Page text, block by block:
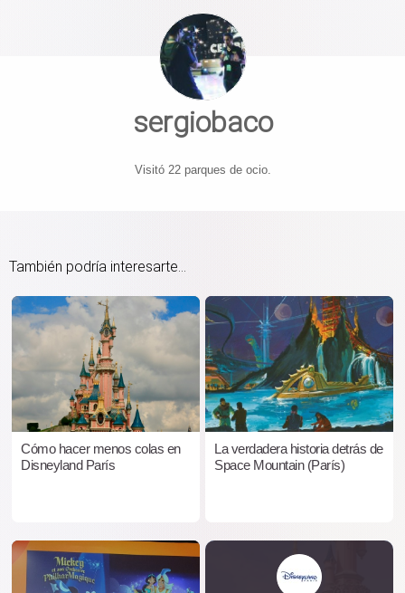
sergiobaco
Visitó 22 parques de ocio.
También podría interesarte...
Cómo hacer menos colas en
Disneyland París
La verdadera historia detrás de
Space Mountain (París)